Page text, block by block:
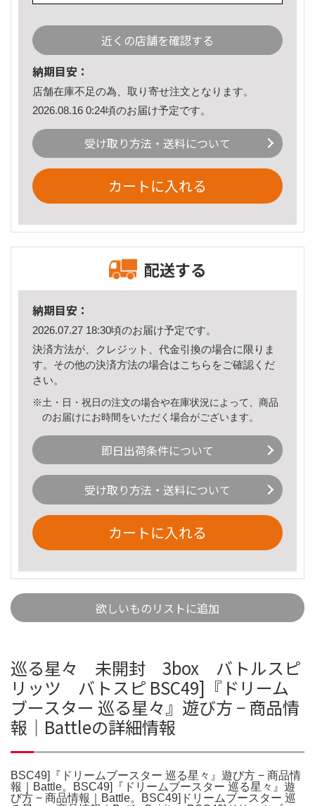
近くの店舗を確認する
納期目安：
店舗在庫不足の為、取り寄せ注文となります。
2026.08.16 0:24頃のお届け予定です。
受け取り方法・送料について
カートに入れる
配送する
納期目安：
2026.07.27 18:30頃のお届け予定です。
決済方法が、クレジット、代金引換の場合に限りま
す。その他の決済方法の場合はこちら をご確認くだ
さい。
※土・日・祝日の注文の場合や在庫状況によって、商品
のお届けにお時間をいただく場合がございます。
即日出荷条件について
受け取り方法・送料について
カートに入れる
欲しいものリストに追加
巡る星々 未開封 3box バトルスピ
リッツ バトスピ BSC49]『ドリーム
ブースター 巡る星々』遊び方 − 商品情
報｜Battleの詳細情報
BSC49]『ドリームブースター 巡る星々』遊び方 − 商品情
報｜Battle。BSC49]『ドリームブースター 巡る星々』遊
び方 − 商品情報｜Battle。BSC49]ドリームブースター 巡